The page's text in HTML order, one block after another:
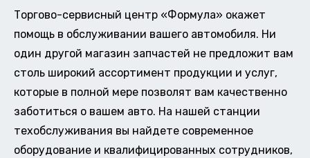
Торгово-сервисный центр «Формула» окажет
помощь в обслуживании вашего автомобиля. Ни
один другой магазин запчастей не предложит вам
столь широкий ассортимент продукции и услуг,
которые в полной мере позволят вам качественно
заботиться о вашем авто. На нашей станции
техобслуживания вы найдете современное
оборудование и квалифицированных сотрудников,